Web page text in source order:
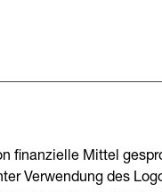
finanzielle Mittel
Verwendung des